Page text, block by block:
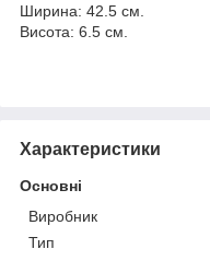
Ширина: 42.5 см.
Висота: 6.5 см.
Характеристики
Основні
Виробник
Тип